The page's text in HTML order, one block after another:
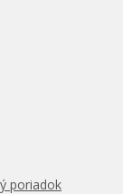
poriadok